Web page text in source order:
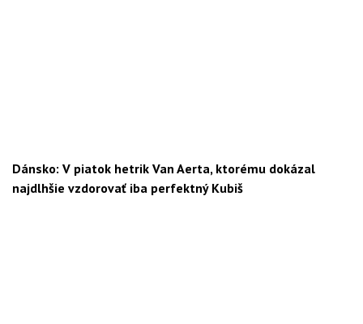
Dánsko: V piatok hetrik Van Aerta, ktorému dokázal
najdlhšie vzdorovať iba perfektný Kubiš